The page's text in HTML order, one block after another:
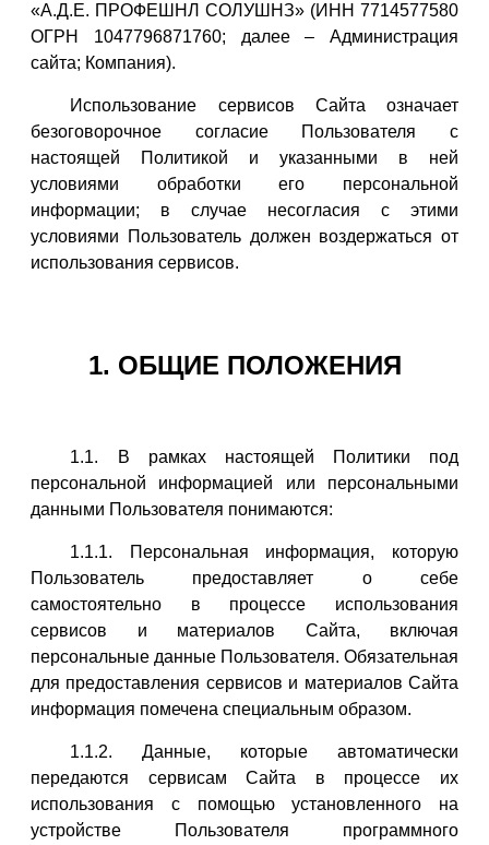
«А.Д.Е. ПРОФЕШНЛ СОЛУШНЗ» (ИНН 7714577580
ОГРН 1047796871760; далее – Администрация
сайта; Компания).
Использование сервисов Сайта означает
безоговорочное согласие Пользователя с
настоящей Политикой и указанными в ней
условиями обработки его персональной
информации; в случае несогласия с этими
условиями Пользователь должен воздержаться от
использования сервисов.
1. ОБЩИЕ ПОЛОЖЕНИЯ
1.1. В рамках настоящей Политики под
персональной информацией или персональными
данными Пользователя понимаются:
1.1.1. Персональная информация, которую
Пользователь предоставляет о себе
самостоятельно в процессе использования
сервисов и материалов Сайта, включая
персональные данные Пользователя. Обязательная
для предоставления сервисов и материалов Сайта
информация помечена специальным образом.
1.1.2. Данные, которые автоматически
передаются сервисам Сайта в процессе их
использования с помощью установленного на
устройстве Пользователя программного